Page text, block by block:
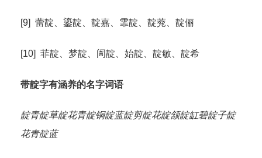
[9] 蕾靛、鎏靛、靛嘉、霏靛、靛萒、靛俪
[10] 菲靛、梦靛、訚靛、始靛、靛敏、靛希
带靛字有涵养的名字词语
靛青靛草靛花青靛铜靛蓝靛剪靛花靛颔靛缸碧靛子靛
花青靛蓝